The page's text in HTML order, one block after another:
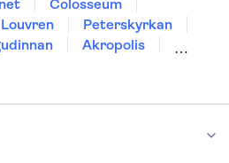
Colosseum
Louvren
Peterskyrkan
Akropolis
Alhambra